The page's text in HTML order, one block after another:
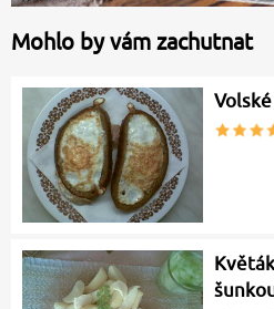
Mohlo by vám zachutnat